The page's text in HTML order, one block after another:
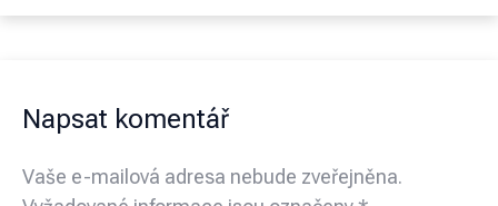
Napsat komentář
Vaše e-mailová adresa nebude zveřejněna.